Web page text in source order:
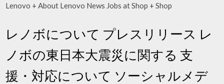
Lenovo + About Lenovo News Jobs at Shop + Shop
レノボについて プレスリリース レ
ノボの東日本大震災に関する 支
援・対応について ソーシャルメデ